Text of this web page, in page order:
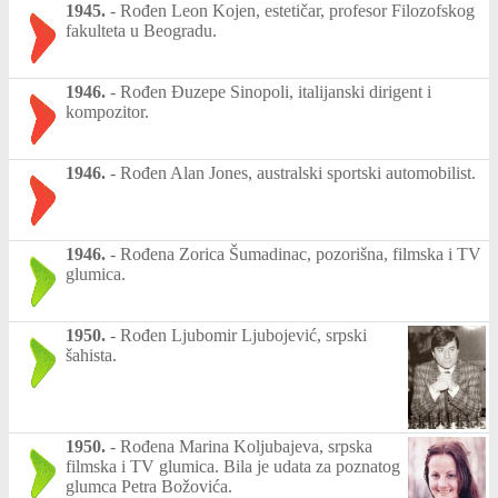
1945. - Rođen Leon Kojen, estetičar, profesor Filozofskog
fakulteta u Beogradu.
1946. - Rođen Đuzepe Sinopoli, italijanski dirigent i
kompozitor.
1946. - Rođen Alan Jones, australski sportski automobilist.
1946. - Rođena Zorica Šumadinac, pozorišna, filmska i TV
glumica.
1950. - Rođen Ljubomir Ljubojević, srpski
šahista.
1950. - Rođena Marina Koljubajeva, srpska
filmska i TV glumica. Bila je udata za poznatog
glumca Petra Božovića.